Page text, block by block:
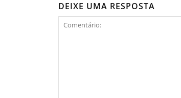
DEIXE UMA RESPOSTA